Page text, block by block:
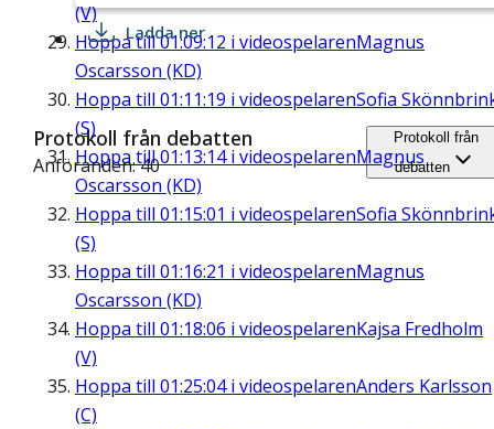
(V)
Hoppa till01:09:12 i videospelarenMagnus
Oscarsson (KD)
Hoppa till 01:11:19 i videospelarenSofia
(S)
Hoppa till01:13:14i videospelarenMagnus
Oscarsson (KD)
Hoppa till 01:15:01 i videospelarenSofia
(S)
Hoppa till 01:16:21 i videospelarenMagnus
Oscarsson (KD)
Hoppa till 01:18:06 i videospelarenKajsa Fredholm
(V)
Hoppa till 01:25:04i videospelarenAnders Karlsson
(C)
Ladda ner
Protokoll från debatten
Anföranden: 40
Protokoll från
debatten